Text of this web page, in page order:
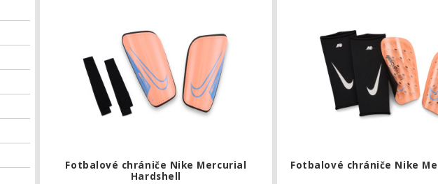
Fotbalové chrániče Nike Mercurial
Hardshell
Fotbalové chrániče Nike